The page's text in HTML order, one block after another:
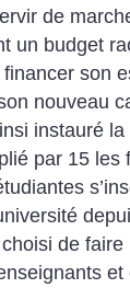
de
un budget
son
nouveau
instauré
par 15 les
de